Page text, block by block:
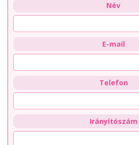
Név
E-mail
Telefon
Irányítószám